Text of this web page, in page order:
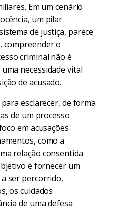
Em um cenário
um pilar
de justiça, parece
compreender o
criminal não é
necessidade vital
de acusado.
esclarecer, de forma
de um processo
em acusações
como a
relação consentida
é fornecer um
ser percorrido,
os cuidados
de uma defesa